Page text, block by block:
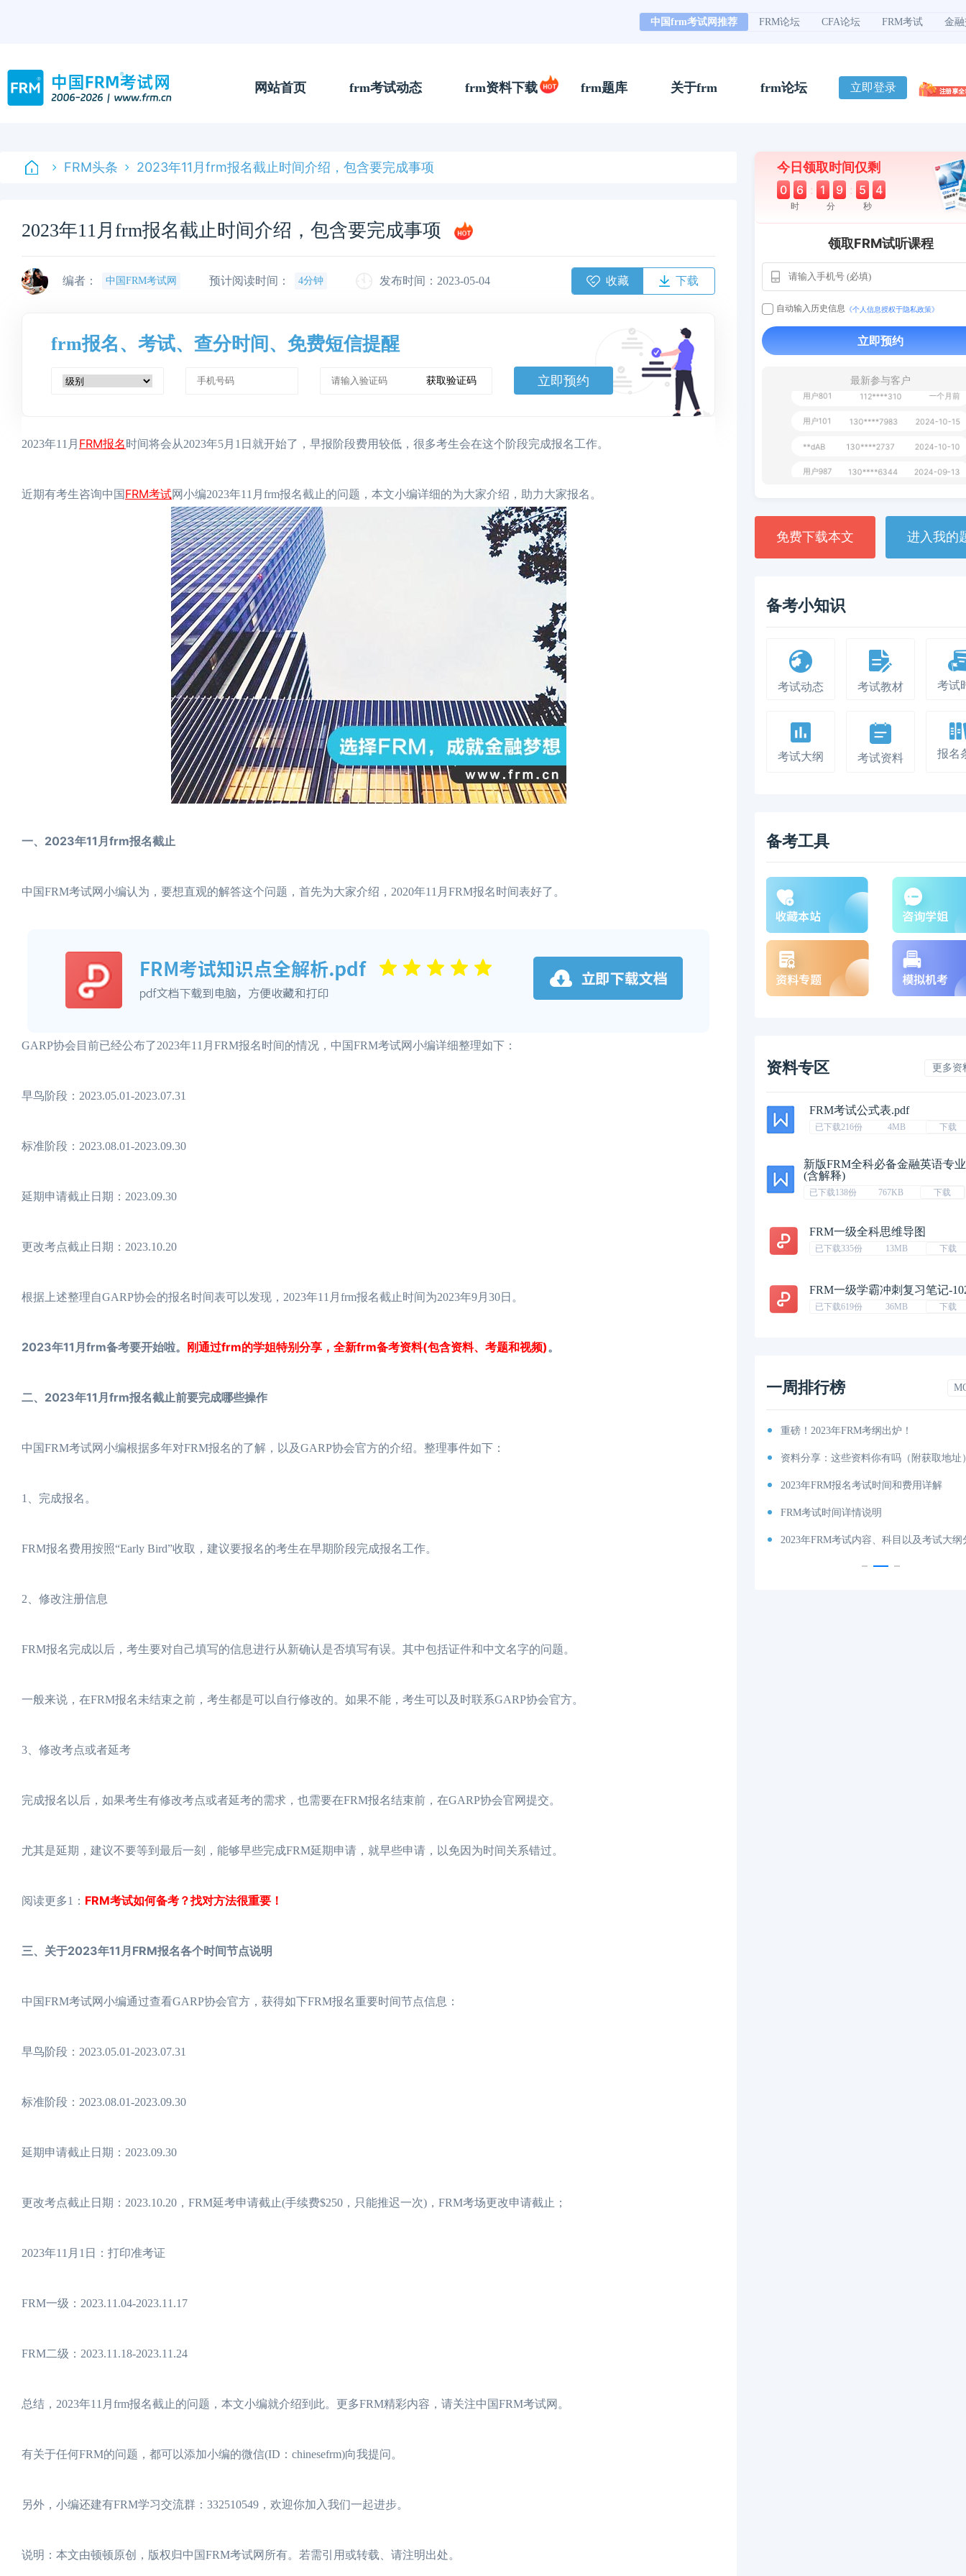
中国frm考试网推荐 FRM论坛 CFA论坛 FRM考试 金
网站首页 frm考试动态 frm资料下载 frm题库 关于frm frm论坛 立即登录
FRM头条 2023年11月frm报名截止时间介绍，包含要完成事项
2023年11月frm报名截止时间介绍，包含要完成事项
编者： 中国FRM考试网 预计阅读时间： 4分钟 发布时间：2023-05-04 收藏 下载
frm报名、考试、查分时间、免费短信提醒
获取验证码 立即预约
2023年11月 FRM报名时间将会从2023年5月1日就开始了，早报阶段费用较低，很多考生会在这个阶段完成报名工作。
近期有考生咨询中国 FRM考试网小编2023年11月frm报名截止的问题，本文小编详细的为大家介绍，助力大家报名。
一、2023年11月frm报名截止
中国FRM考试网小编认为，要想直观的解答这个问题，首先为大家介绍，2020年11月FRM报名时间表好了。
GARP协会目前已经公布了2023年11月FRM报名时间的情况，中国FRM考试网小编详细整理如下：
早鸟阶段：2023.05.01-2023.07.31
标准阶段：2023.08.01-2023.09.30
延期申请截止日期：2023.09.30
更改考点截止日期：2023.10.20
根据上述整理自GARP协会的报名时间表可以发现，2023年11月frm报名截止时间为2023年9月30日。
2023年11月frm备考要开始啦。 刚通过frm的学姐特别分享，全新frm备考资料(包含资料、考题和视频)。
二、2023年11月frm报名截止前要完成哪些操作
中国FRM考试网小编根据多年对FRM报名的了解，以及GARP协会官方的介绍。整理事件如下：
1、完成报名。
FRM报名费用按照“Early Bird”收取，建议要报名的考生在早期阶段完成报名工作。
2、修改注册信息
FRM报名完成以后，考生要对自己填写的信息进行从新确认是否填写有误。其中包括证件和中文名字的问题。
一般来说，在FRM报名未结束之前，考生都是可以自行修改的。如果不能，考生可以及时联系GARP协会官方。
3、修改考点或者延考
完成报名以后，如果考生有修改考点或者延考的需求，也需要在FRM报名结束前，在GARP协会官网提交。
尤其是延期，建议不要等到最后一刻，能够早些完成FRM延期申请，就早些申请，以免因为时间关系错过。
阅读更多1： FRM考试如何备考？找对方法很重要！
三、关于2023年11月FRM报名各个时间节点说明
中国FRM考试网小编通过查看GARP协会官方，获得如下FRM报名重要时间节点信息：
早鸟阶段：2023.05.01-2023.07.31
标准阶段：2023.08.01-2023.09.30
延期申请截止日期：2023.09.30
更改考点截止日期：2023.10.20，FRM延考申请截止(手续费$250，只能推迟一次)，FRM考场更改申请截止；
2023年11月1日：打印准考证
FRM一级：2023.11.04-2023.11.17
FRM二级：2023.11.18-2023.11.24
总结，2023年11月frm报名截止的问题，本文小编就介绍到此。更多FRM精彩内容，请关注中国FRM考试网。
有关于任何FRM的问题，都可以添加小编的微信(ID：chinesefrm)向我提问。
另外，小编还建有FRM学习交流群：332510549，欢迎你加入我们一起进步。
说明：本文由顿顿原创，版权归中国FRM考试网所有。若需引用或转载、请注明出处。
今日领取时间仅剩
0 6 : 1 9 : 5 3
时 分 秒
领取FRM试听课程
自动输入历史信息 《个人信息授权于隐私政策》
立即预约
最新参与客户
用户163 112****290 1天前
用户651 127****21 2024-11-19
130****9630
112****310
免费下载本文 进入我的
备考小知识
考试动态 考试教材 考试
考试大纲 考试资料 报名
备考工具
资料专区 更多资
FRM考试公式表.pdf
已下载216份 4MB 下载
新版FRM全科必备金融英语专
(含解释)
已下载138份 767KB 下载
FRM一级全科思维导图
已下载335份 13MB 下载
FRM一级学霸冲刺复习笔记-
已下载619份 36MB 下载
一周排行榜
2023年FRM考试科目及考试内容介绍！
2023年FRM考试如何更改考试地点呢？
考下FRM大概要多少钱？
FRM考试报名流程，2023年FRM报名最新
2023年FRM一级考试时间详细说明
FRM考下来大概一共要花多少钱？